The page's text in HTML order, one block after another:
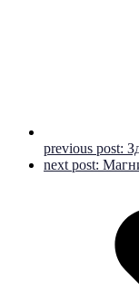
previous post:
next post: